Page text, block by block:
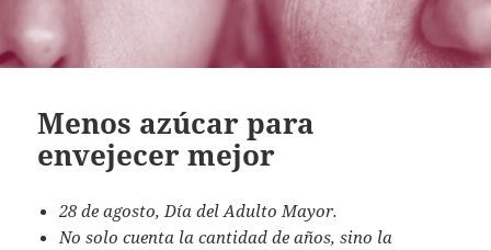
Menos azúcar para
envejecer mejor
28 de agosto, Día del Adulto Mayor.
No solo cuenta la cantidad de años, sino la